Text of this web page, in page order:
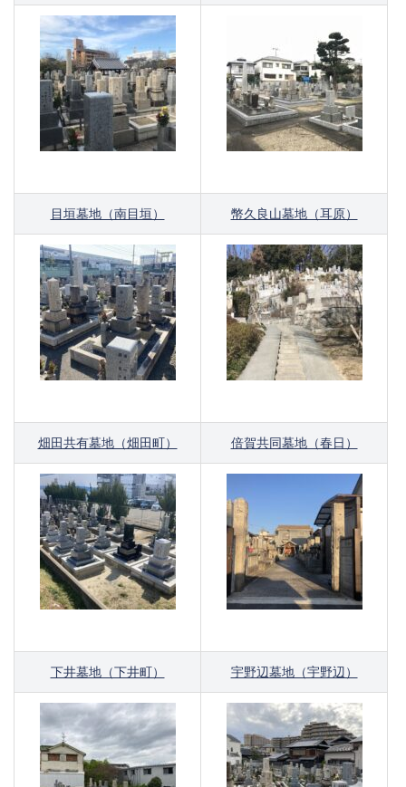
目垣墓地（南目垣） 幣久良山墓地（耳原）
畑田共有墓地（畑田町） 倍賀共同墓地（春日）
下井墓地（下井町） 宇野辺墓地（宇野辺）